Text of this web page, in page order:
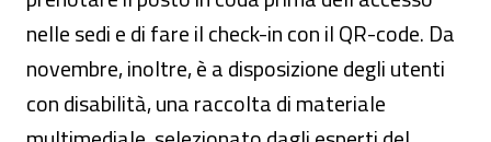
nelle sedi e di fare il check-in con il QR-code. Da
novembre, inoltre, è a disposizione degli utenti
con disabilità, una raccolta di materiale